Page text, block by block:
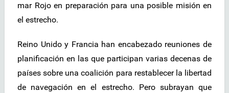
mar Rojo en preparación para una posible misión en
el estrecho.
Reino Unido y Francia han encabezado reuniones de
planificación en las que participan varias decenas de
países sobre una coalición para restablecer la libertad
de navegación en el estrecho. Pero subrayan que